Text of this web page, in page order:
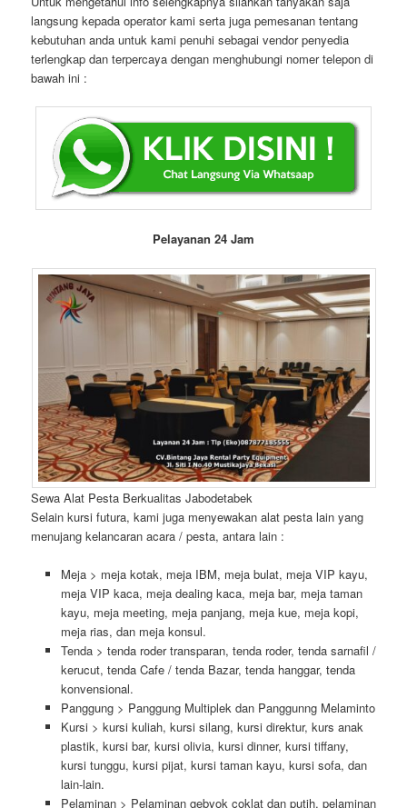
langsung kepada operator kami serta juga pemesanan tentang
kebutuhan anda untuk kami penuhi sebagai vendor penyedia
terlengkap dan terpercaya dengan menghubungi nomer telepon di
bawah ini :
Pelayanan 24 Jam
Sewa Alat Pesta Berkualitas Jabodetabek
Selain kursi futura, kami juga menyewakan alat pesta lain yang
menujang kelancaran acara / pesta, antara lain :
Meja > meja kotak, meja IBM, meja bulat, meja VIP kayu,
meja VIP kaca, meja dealing kaca, meja bar, meja taman
kayu, meja meeting, meja panjang, meja kue, meja kopi,
meja rias, dan meja konsul.
Tenda > tenda roder transparan, tenda roder, tenda sarnafil /
kerucut, tenda Cafe / tenda Bazar, tenda hanggar, tenda
konvensional.
Panggung > Panggung Multiplek dan Panggunng Melaminto
Kursi > kursi kuliah, kursi silang, kursi direktur, kurs anak
plastik, kursi bar, kursi olivia, kursi dinner, kursi tiffany,
kursi tunggu, kursi pijat, kursi taman kayu, kursi sofa, dan
lain-lain.
Pelaminan > Pelaminan gebyok coklat dan putih, pelaminan